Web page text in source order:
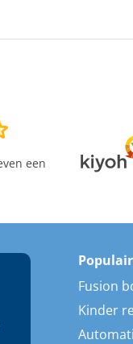
een
Fusion
Kinder